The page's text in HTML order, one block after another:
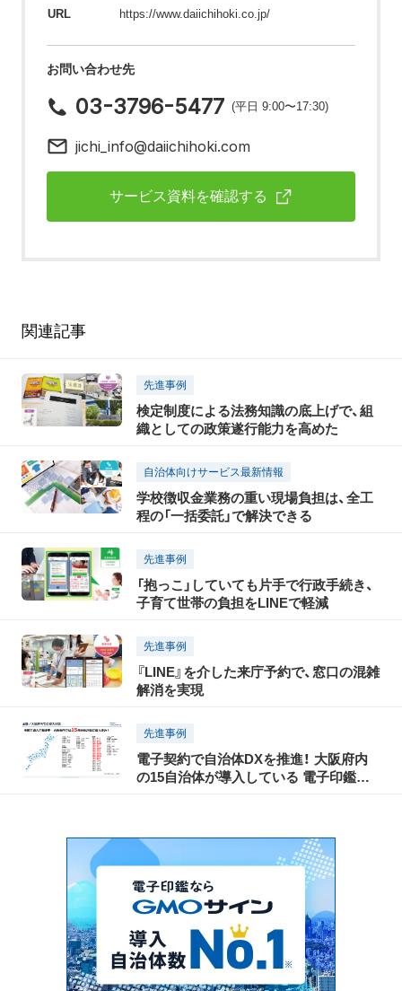
URL
https://www.daiichihoki.co.jp/
お問い合わせ先
03-3796-5477 (平日 9:00〜17:30)
jichi_info@daiichihoki.com
サービス資料を確認する
関連記事
先進事例
検定制度による法務知識の底上げで、組
織としての政策遂行能力を高めた
自治体向けサービス最新情報
学校徴収金業務の重い現場負担は、全工
程の「一括委託」で解決できる
先進事例
「抱っこ」していても片手で行政手続き、
子育て世帯の負担をLINEで軽減
先進事例
『LINE』を介した来庁予約で、窓口の混雑
解消を実現
先進事例
電子契約で自治体DXを推進！ 大阪府内
の15自治体が導入している 電子印鑑